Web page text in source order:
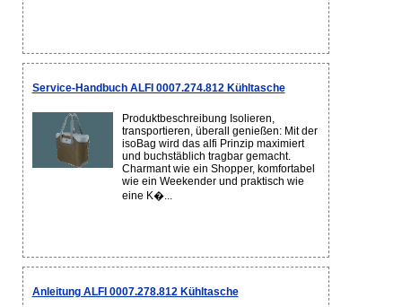
Service-Handbuch ALFI 0007.274.812 Kühltasche
Produktbeschreibung Isolieren,
transportieren, überall genießen: Mit der
isoBag wird das alfi Prinzip maximiert
und buchstäblich tragbar gemacht.
Charmant wie ein Shopper, komfortabel
wie ein Weekender und praktisch wie
eine K�...
Anleitung ALFI 0007.278.812 Kühltasche